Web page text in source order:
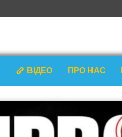
ВІДЕО ПРО НАС